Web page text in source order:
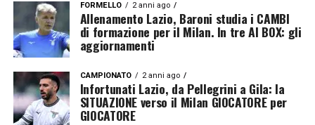
FORMELLO 2 anni ago
Allenamento Lazio, Baroni studia i CAMBI
di formazione per il Milan. In tre AI BOX: gli
aggiornamenti
CAMPIONATO 2 anni ago
Infortunati Lazio, da Pellegrini a Gila: la
SITUAZIONE verso il Milan GIOCATORE per
GIOCATORE